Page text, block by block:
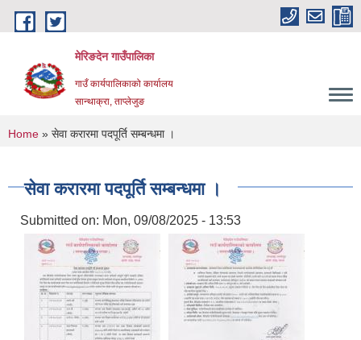
Skip to main content
मेरिङदेन गाउँपालिका
गाउँ कार्यपालिकाको कार्यालय
सान्थाक्रा, ताप्लेजुङ
You are here
Home » सेवा करारमा पदपूर्ति सम्बन्धमा ।
सेवा करारमा पदपूर्ति सम्बन्धमा ।
Submitted on: Mon, 09/08/2025 - 13:53